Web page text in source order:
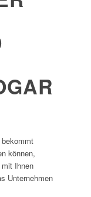
können,
Ihnen
Unternehmen